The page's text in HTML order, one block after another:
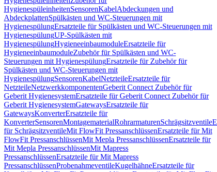
HygienespüleinheitenSensorenKabelAbdeckungen und
AbdeckplattenSpülkästen und WC-Steuerungen mit
HygienespülungErsatzteile für Spülkästen und WC-Steuerungen mit
HygienespülungUP-Spülkästen mit
HygienespülungHygieneeinbaumoduleErsatzteile für
HygieneeinbaumoduleZubehör für Spülkästen und WC-
Steuerungen mit HygienespülungErsatzteile für Zubehör für
Spülkästen und WC-Steuerungen mit
HygienespülungSensorenKabelNetzteileErsatzteile für
NetzteileNetzwerkkomponentenGeberit Connect Zubehör für
Geberit HygienesystemErsatzteile für Geberit Connect Zubehör für
Geberit HygienesystemGatewaysErsatzteile für
GatewaysKonverterErsatzteile für
KonverterSensorenMontagematerialRohrarmaturenSchrägsitzventile
für SchrägsitzventileMit FlowFit PressanschlüssenErsatzteile für Mit
FlowFit PressanschlüssenMit Mepla PressanschlüssenErsatzteile für
Mit Mepla PressanschlüssenMit Mapress
PressanschlüssenErsatzteile für Mit Mapress
PressanschlüssenProbenahmeventileKugelhähneErsatzteile für